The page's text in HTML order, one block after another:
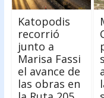
Katopodis
recorrió
junto a
Marisa Fassi
el avance de
las obras en